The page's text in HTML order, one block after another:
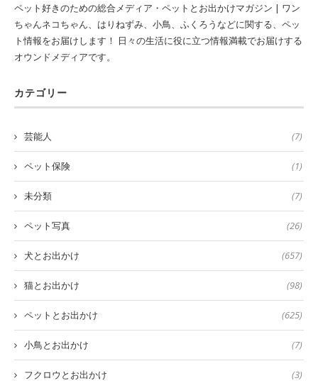
ペット好きのための総合メディア・ペットとお出かけマガジン | ワン
ちゃんネコちゃん、はりねずみ、小鳥、ふくろうなどに関する、ペッ
ト情報をお届けします！ 日々の生活に役に立つ情報満載でお届けする
オウンドメディアです。
カテゴリー
芸能人 (7)
ペット保険 (1)
未分類 (7)
ペット写真 (26)
犬とお出かけ (657)
猫とお出かけ (98)
ペットとお出かけ (625)
小鳥とお出かけ (7)
フクロウとお出かけ (3)